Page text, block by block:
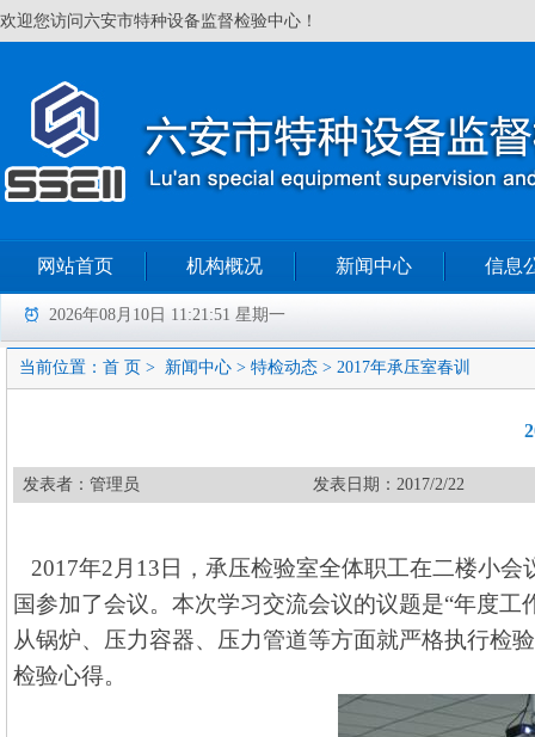
欢迎您访问六安市特种设备监督检验中心！
网站首页 机构概况 新闻中心 信息
2026年08月10日 11:21:52 星期一
当前位置： 首 页 > 新闻中心 > 特检动态 > 2017年承压室春训
发表者：管理员 发表日期：2017/2/22
2017年2 月 13 日，承压检验室全体职工在二楼小会
国参加了会议。 本次学习交流会议的议题是“年度工
从锅炉、压力容器、压力管道等方面就严格执行检
检验心得。